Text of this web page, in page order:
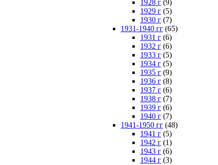
1928 г (9)
1929 г (5)
1930 г (7)
1931-1940 гг (65)
1931 г (6)
1932 г (6)
1933 г (5)
1934 г (5)
1935 г (9)
1936 г (8)
1937 г (6)
1938 г (7)
1939 г (6)
1940 г (7)
1941-1950 гг (48)
1941 г (5)
1942 г (1)
1943 г (6)
1944 г (3)